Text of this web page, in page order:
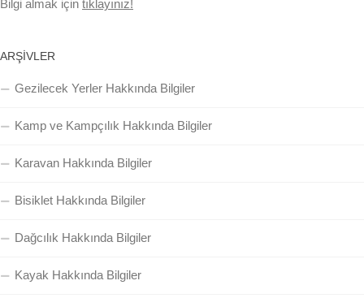
Bilgi almak için tıklayınız!
ARŞIVLER
Gezilecek Yerler Hakkında Bilgiler
Kamp ve Kampçılık Hakkında Bilgiler
Karavan Hakkında Bilgiler
Bisiklet Hakkında Bilgiler
Dağcılık Hakkında Bilgiler
Kayak Hakkında Bilgiler